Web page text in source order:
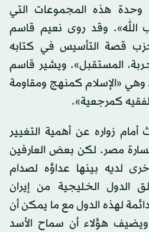
وحدة هذه المجموعات التي
الله». وقد روى نعيم قاسم
قصة التأسيس في كتابه
المستقبل». ويشير قاسم
وهي «الإسلام كمنهج ومقاومة
كمرجعية».
زواره عن أهمية التغيير
مصر. لكن بعض العارفين
لديه بينها عداؤه لصدام
الدول الخليجية من إيران
لهذه الدول مع ما يمكن أن
ويضيف هؤلاء أن سماح الأسد